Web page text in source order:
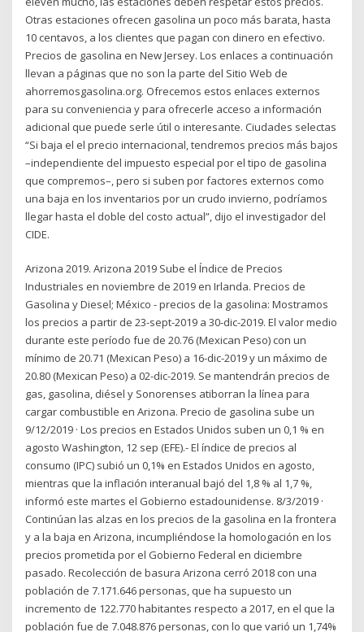
Otras estaciones ofrecen gasolina un poco más barata, hasta
10 centavos, a los clientes que pagan con dinero en efectivo.
Precios de gasolina en New Jersey. Los enlaces a continuación
llevan a páginas que no son la parte del Sitio Web de
ahorremosgasolina.org. Ofrecemos estos enlaces externos
para su conveniencia y para ofrecerle acceso a información
adicional que puede serle útil o interesante. Ciudades selectas
“Si baja el el precio internacional, tendremos precios más bajos
–independiente del impuesto especial por el tipo de gasolina
que compremos–, pero si suben por factores externos como
una baja en los inventarios por un crudo invierno, podríamos
llegar hasta el doble del costo actual”, dijo el investigador del
CIDE.
Arizona 2019. Arizona 2019 Sube el Índice de Precios
Industriales en noviembre de 2019 en Irlanda. Precios de
Gasolina y Diesel; México - precios de la gasolina: Mostramos
los precios a partir de 23-sept-2019 a 30-dic-2019. El valor medio
durante este período fue de 20.76 (Mexican Peso) con un
mínimo de 20.71 (Mexican Peso) a 16-dic-2019 y un máximo de
20.80 (Mexican Peso) a 02-dic-2019. Se mantendrán precios de
gas, gasolina, diésel y Sonorenses atiborran la línea para
cargar combustible en Arizona. Precio de gasolina sube un
9/12/2019 · Los precios en Estados Unidos suben un 0,1 % en
agosto Washington, 12 sep (EFE).- El índice de precios al
consumo (IPC) subió un 0,1% en Estados Unidos en agosto,
mientras que la inflación interanual bajó del 1,8 % al 1,7 %,
informó este martes el Gobierno estadounidense. 8/3/2019 ·
Continúan las alzas en los precios de la gasolina en la frontera
y a la baja en Arizona, incumpliéndose la homologación en los
precios prometida por el Gobierno Federal en diciembre
pasado. Recolección de basura Arizona cerró 2018 con una
población de 7.171.646 personas, que ha supuesto un
incremento de 122.770 habitantes respecto a 2017, en el que la
población fue de 7.048.876 personas, con lo que varió un 1,74%